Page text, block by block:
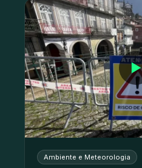
▶
Ambiente e Meteorologia